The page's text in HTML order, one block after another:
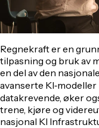
Regnekraft er en
tilpasning og bruk av
en del av den
avanserte
datakrevende, øker
trene, kjøre og
nasjonal KI